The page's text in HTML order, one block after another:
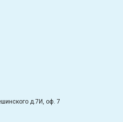
д.7И, оф. 7